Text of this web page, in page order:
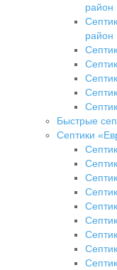
район
район
Быстрые
Септики